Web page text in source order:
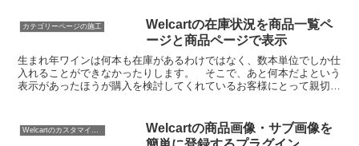
カテゴリーページの施工
Welcartの在庫状況を商品一覧ペ
ージと商品ページで表示
生まれ年ワインは何本も在庫があるわけではなく、数本単位でしか仕
入れることができなかったりします。 そこで、あと何本だよという
表示があったほうが購入を検討してくれているお客様にとって親切で
Welcartの商品画像・サブ画像を